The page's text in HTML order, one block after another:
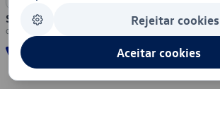
Segurança Rejeitar cookies
Aceitar cookies